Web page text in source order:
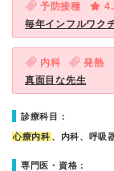
予防接種
毎年インフルワク
内科 発熱
真面目な先生
診療科目：
心療内科 、内科、呼吸
専門医・資格：